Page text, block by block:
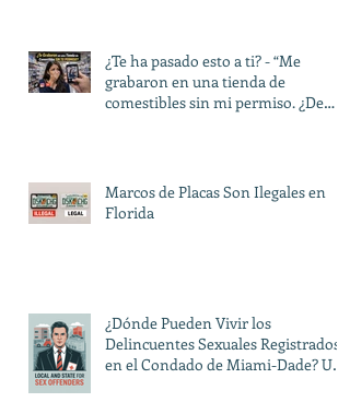
¿Te ha pasado esto a ti? - “Me
grabaron en una tienda de
comestibles sin mi permiso. ¿De
Marcos de Placas Son Ilegales en
Florida
¿Dónde Pueden Vivir los
Delincuentes Sexuales Registrados
en el Condado de Miami-Dade? Una